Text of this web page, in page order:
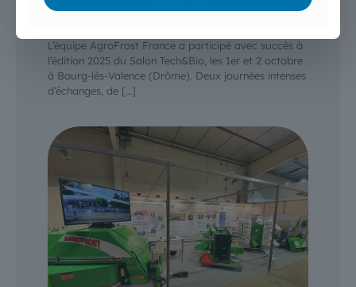
lès-Valence
L’équipe AgroFrost France a participé avec succès à
l’édition 2025 du Salon Tech&Bio, les 1er et 2 octobre
à Bourg-lès-Valence (Drôme). Deux journées intenses
d’échanges, de […]